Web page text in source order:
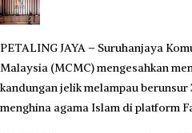
PETALING JAYA – Suruhanjaya
Malaysia (MCMC) mengesahkan
kandungan jelik melampau berunsur
menghina agama Islam di platform